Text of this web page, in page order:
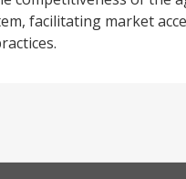
facilitating market